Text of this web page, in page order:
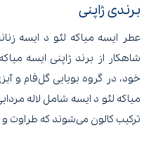
برندی ژاپنی
شاهکار از برند ژاپنی ایسه
خود، در گروه بویایی گل‌فام و
میاکه لئو د ایسه شامل لاله
ترکیب کالون می‌شوند که طراوت و